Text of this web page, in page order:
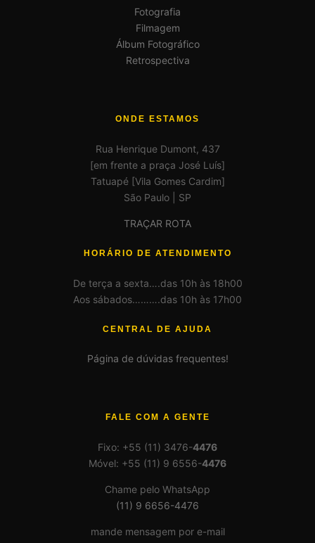
Fotografia
Filmagem
Álbum Fotográfico
Retrospectiva
ONDE ESTAMOS
Rua Henrique Dumont, 437
[em frente a praça José Luís]
Tatuapé [Vila Gomes Cardim]
São Paulo | SP
TRAÇAR ROTA
HORÁRIO DE ATENDIMENTO
De terça a sexta….das 10h às 18h00
Aos sábados……….das 10h às 17h00
CENTRAL DE AJUDA
Página de dúvidas frequentes!
FALE COM A GENTE
Fixo: +55 (11) 3476-4476
Móvel: +55 (11) 9 6556-4476
Chame pelo WhatsApp
(11) 9 6656-4476
mande mensagem por e-mail